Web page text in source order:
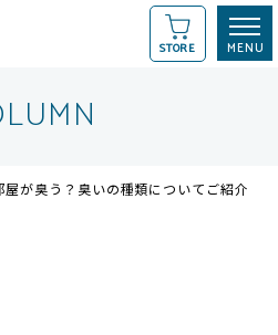
STORE
屋が臭う？臭いの種類についてご紹介